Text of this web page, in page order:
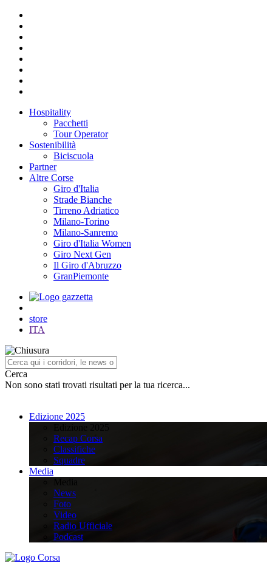
Hospitality
Pacchetti
Tour Operator
Sostenibilità
Biciscuola
Partner
Altre Corse
Giro d'Italia
Strade Bianche
Tirreno Adriatico
Milano-Torino
Milano-Sanremo
Giro d'Italia Women
Giro Next Gen
Il Giro d'Abruzzo
GranPiemonte
store
ITA
Cerca
Non sono stati trovati risultati per la tua ricerca...
Edizione 2025
Recap Corsa
Classifiche
Squadre
Media
News
Foto
Video
Radio Ufficiale
Podcast